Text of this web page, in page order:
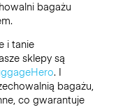
bagażu
i tanie
sklepy są
. I
bagażu,
co gwarantuje